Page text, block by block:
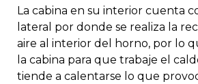
La cabina en su interior cuenta
lateral por donde se realiza la
aire al interior del horno, por lo
la cabina para que trabaje el
tiende a calentarse lo que